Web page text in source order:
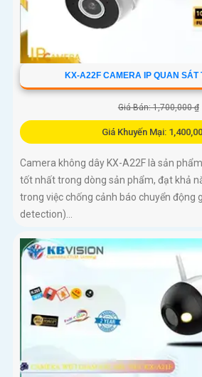
KX-A22F CAMERA IP QUAN SÁT
Giá Bán: 1,700,000 ₫
Giá Khuyến Mại:
Camera không dây KX-A22F là sản
tốt nhất trong dòng sản phẩm, đạt khả
trong việc chống cảnh báo chuyển động
detection)...